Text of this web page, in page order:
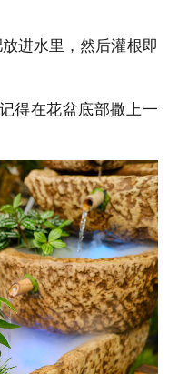
进水里，然后灌根即
得在花盆底部撒上一